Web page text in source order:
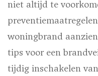
niet altijd te
woningbrand
tips voor een
tijdig inschakelen